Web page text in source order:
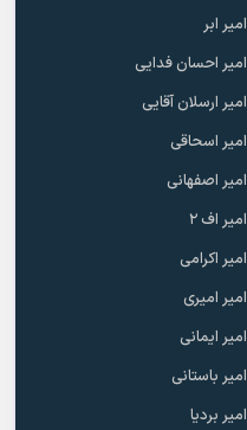
امیر ابر
امیر احسان فدایی
امیر ارسلان آقایی
امیر اسحاقی
امیر اصفهانی
امیر اف ۲
امیر اکرامی
امیر امیری
امیر ایمانی
امیر باستانی
امیر بردیا